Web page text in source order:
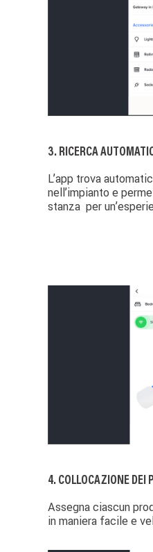
3. RICERCA
L’app trova
nell’impianto e
stanza per
4. COLLOCAZIONE DEI
Assegna ciascun
in maniera facile e